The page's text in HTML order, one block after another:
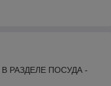
РАЗДЕЛЕ ПОСУДА -